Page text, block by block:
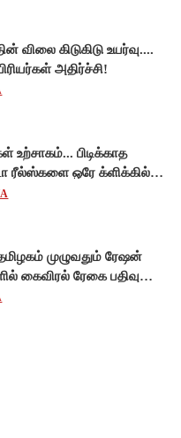
விலை கிடுகிடு உயர்வு....
அதிர்ச்சி!
உற்சாகம்... பிடிக்காத
ரீல்ஸ்களை ஒரே க்ளிக்கில்
முழுவதும் ரேஷன்
கைவிரல் ரேகை பதிவு